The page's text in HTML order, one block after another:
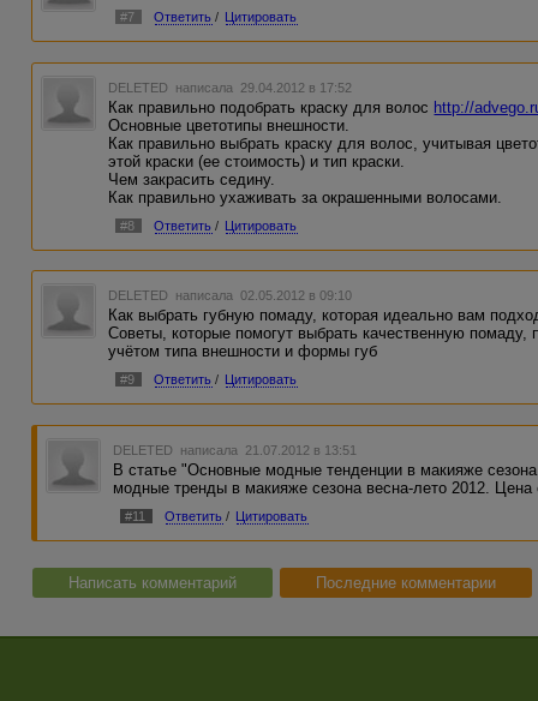
#7 Ответить / Цитировать
DELETED написала 29.04.2012 в 17:52
Как правильно подобрать краску для волос http://
Основные цветотипы внешности.
Как правильно выбрать краску для волос, учитывая
этой краски (ее стоимость) и тип краски.
Чем закрасить седину.
Как правильно ухаживать за окрашенными волосами.
#8 Ответить / Цитировать
DELETED написала 02.05.2012 в 09:10
Как выбрать губную помаду, которая идеально вам
Советы, которые помогут выбрать качественную
учётом типа внешности и формы губ
#9 Ответить / Цитировать
DELETED написала 21.07.2012 в 13:51
В статье "Основные модные тенденции в макияже
модные тренды в макияже сезона весна-лето 2012. Цена
#11 Ответить / Цитировать
Написать комментарий Последние комментарии